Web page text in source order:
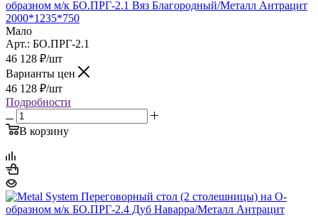
образном м/к БО.ПРГ-2.1 Вяз Благородный/Металл Антрацит
2000*1235*750
Мало
Арт.: БО.ПРГ-2.1
46 128 ₽/шт
Варианты цен
46 128 ₽/шт
Подробности
В корзину